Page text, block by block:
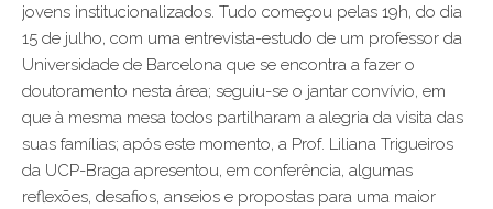
jovens institucionalizados. Tudo começou pelas 19h, do dia
15 de julho, com uma entrevista-estudo de um professor da
Universidade de Barcelona que se encontra a fazer o
doutoramento nesta área; seguiu-se o jantar convívio, em
que à mesma mesa todos partilharam a alegria da visita das
suas famílias; após este momento, a Prof. Liliana Trigueiros
da UCP-Braga apresentou, em conferência, algumas
reflexões, desafios, anseios e propostas para uma maior